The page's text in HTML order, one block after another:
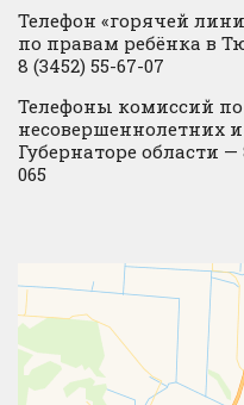
Телефон «горячей
по правам ребёнка в
8 (3452) 55-67-07
Телефоны комиссий
несовершеннолетних
Губернаторе области —
065